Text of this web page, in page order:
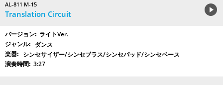
AL-811 M-15
Translation Circuit
ライトVer.
ダンス
シンセサイザー/シンセブラス/シンセパッド/シンセベース
3:27